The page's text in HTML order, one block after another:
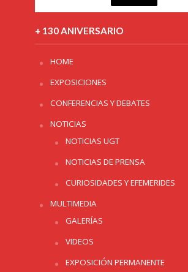
+ 130 ANIVERSARIO
HOME
EXPOSICIONES
CONFERENCIAS Y DEBATES
NOTICIAS
NOTICIAS UGT
NOTICIAS DE PRENSA
CURIOSIDADES Y EFEMERIDES
MULTIMEDIA
GALERÍAS
VIDEOS
EXPOSICIÓN PERMANENTE